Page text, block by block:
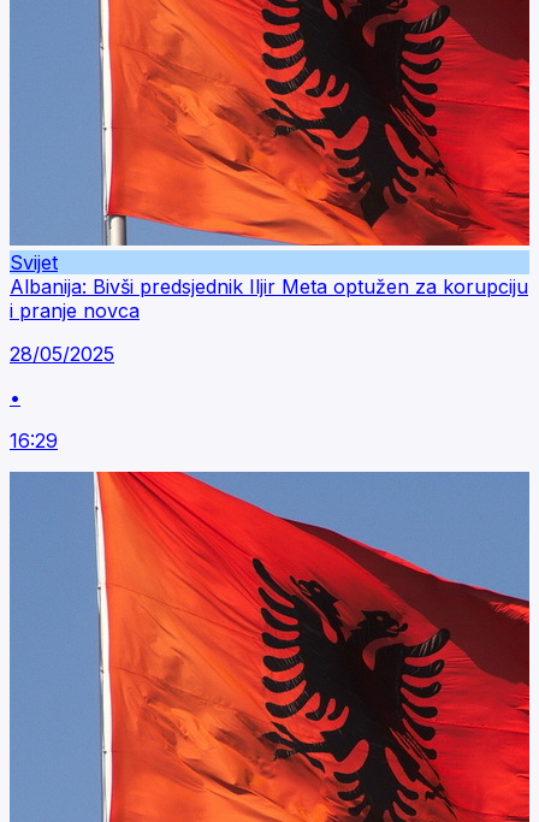
Svijet
Albanija: Bivši predsjednik Iljir Meta optužen za korupciju
i pranje novca
28/05/2025
•
16:29